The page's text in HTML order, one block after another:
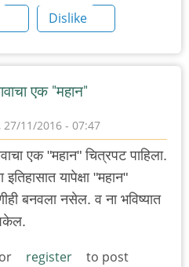
Dislike
एक "महान"
11/2016 - 07:47
एक "महान" चित्रपट पाहिला.
यापेक्षा "महान"
बनवला नसेल. व ना भविष्यात
or register
to post